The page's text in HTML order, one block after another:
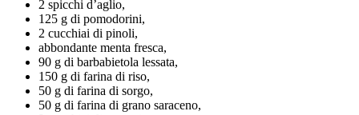
2 spicchi d’aglio,
125 g di pomodorini,
2 cucchiai di pinoli,
abbondante menta fresca,
90 g di barbabietola lessata,
150 g di farina di riso,
50 g di farina di sorgo,
50 g di farina di grano saraceno,